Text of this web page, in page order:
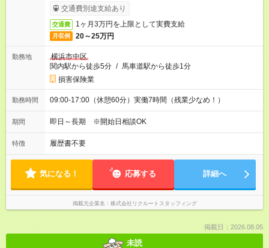
ービス利用可（利用条件有）
交通費別途支給あり
交通費 1ヶ月3万円を上限として実費支給
月収例 20～25万円
勤務地
横浜市中区
関内駅から徒歩5分 / 馬車道駅から徒歩1分
損害保険業
勤務時間 09:00-17:00（休憩60分）実働7時間（残業少なめ！）
期間 即日～長期 ※開始日相談OK
特徴 履歴書不要
気になる！ 応募する 詳細へ
掲載元企業名 株式会社リクルートスタッフィング
掲載日：2026.08.05
未読